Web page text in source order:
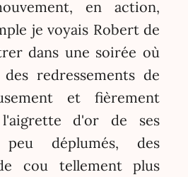
en action,
je voyais Robert de
dans une soirée où
redressements de
et fièrement
d'or de ses
déplumés, des
cou tellement plus